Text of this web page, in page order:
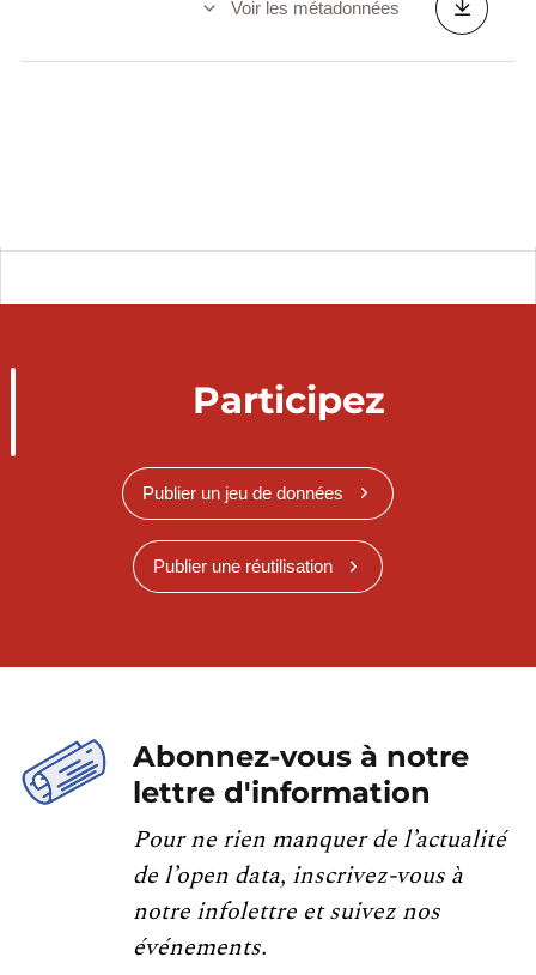
Voir les métadonnées
Participez
Publier un jeu de données
Publier une réutilisation
Abonnez-vous à notre
lettre d'information
Pour ne rien manquer de l’actualité
de l’open data, inscrivez-vous à
notre infolettre et suivez nos
événements.